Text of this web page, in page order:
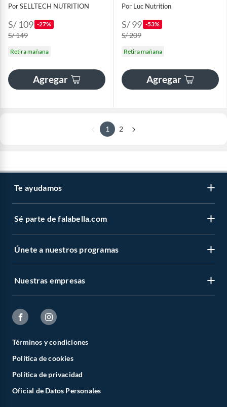
Por SELLTECH NUTRITION
S/ 109 -27%
S/ 149
Retira mañana
Agregar
Por Luc Nutrition
S/ 99 -53%
S/ 209
Retira mañana
Agregar
1 2
Te ayudamos
Sé parte de falabella.com
Únete a nuestros programas
Nuestras empresas
Términos y condiciones
Política de cookies
Política de privacidad
Oficial de Datos Personales